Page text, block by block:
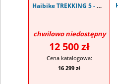
Haibike TREKKING 5 - OLIVE LOW
chwilowo niedostępny
12 500 zł
Cena katalogowa:
16 299 zł